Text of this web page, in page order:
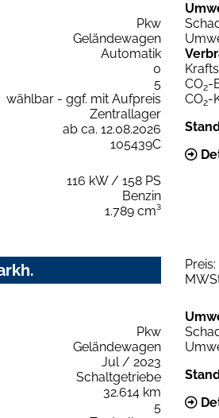
Pkw
Geländewagen
Automatik
0
5
wählbar - ggf. mit Aufpreis
Zentrallager
ab ca. 12.08.2026
105439C
116 kW / 158 PS
Benzin
1.789 cm³
CO2-
CO2-
Preis:
Pkw
Geländewagen
Jul / 2023
Schaltgetriebe
32.614 km
5